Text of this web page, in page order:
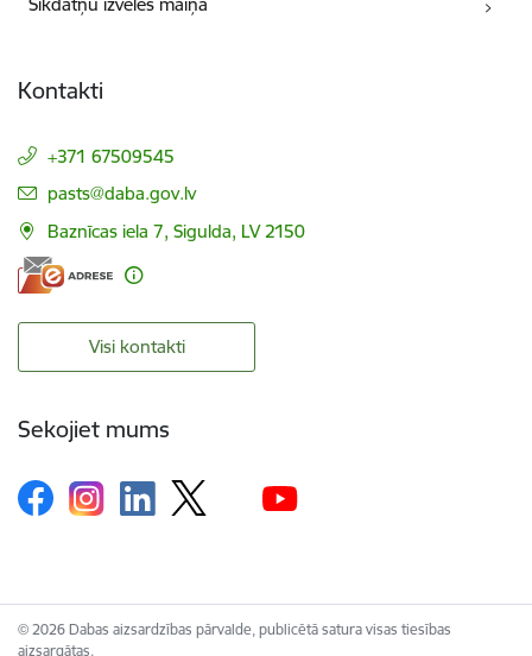
Kontakti
+371 67509545
E-pasts:
pasts@daba.gov.lv
Baznīcas iela 7, Sigulda, LV 2150
Visi kontakti
Sekojiet mums
© 2026 Dabas aizsardzības pārvalde, publicētā satura visas tiesības
aizsargātas.